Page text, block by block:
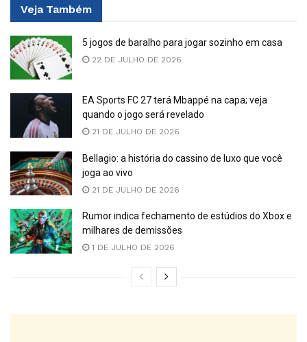
Veja Também
5 jogos de baralho para jogar sozinho em casa
22 DE JULHO DE 2026
EA Sports FC 27 terá Mbappé na capa; veja
quando o jogo será revelado
21 DE JULHO DE 2026
Bellagio: a história do cassino de luxo que você
joga ao vivo
21 DE JULHO DE 2026
Rumor indica fechamento de estúdios do Xbox e
milhares de demissões
1 DE JULHO DE 2026